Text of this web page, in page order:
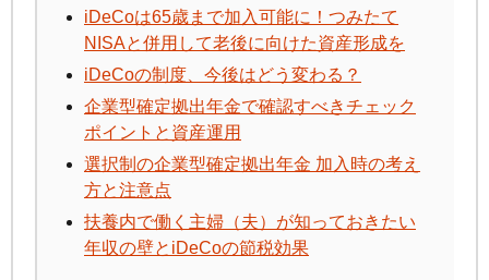
iDeCoは65歳まで加入可能に！つみたて
NISAと併用して老後に向けた資産形成を
iDeCoの制度、今後はどう変わる？
企業型確定拠出年金で確認すべきチェック
ポイントと資産運用
選択制の企業型確定拠出年金 加入時の考え
方と注意点
扶養内で働く主婦（夫）が知っておきたい
年収の壁と iDeCoの節税効果